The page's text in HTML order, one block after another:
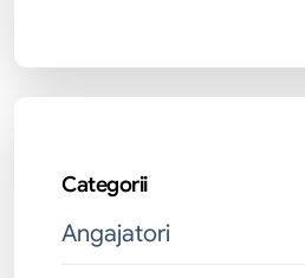
Categorii
Angajatori